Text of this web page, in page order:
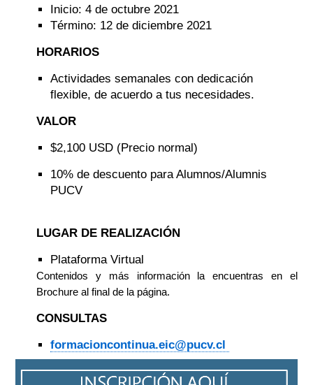
Inicio: 4 de octubre 2021
Término: 12 de diciembre 2021
HORARIOS
Actividades semanales con dedicación
flexible, de acuerdo a tus necesidades.
VALOR
$2,100 USD (Precio normal)
10% de descuento para Alumnos/Alumnis
PUCV
LUGAR DE REALIZACIÓN
Plataforma Virtual
Contenidos y más información la encuentras en el
Brochure al final de la página.
CONSULTAS
formacioncontinua.eic@pucv.cl